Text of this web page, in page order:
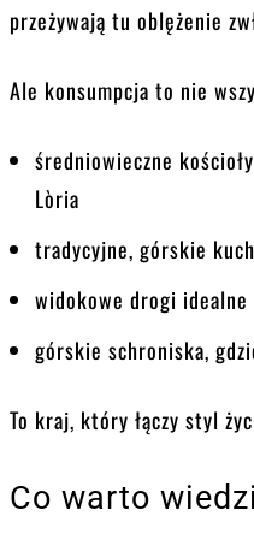
przeżywają tu oblężenie
Ale konsumpcja to nie
średniowieczne
Lòria
tradycyjne, górskie
widokowe drogi
górskie schroniska,
To kraj, który łączy styl
Co warto